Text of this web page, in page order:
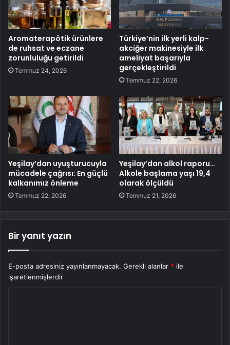
Aromaterapötik ürünlere
de ruhsat ve eczane
zorunluluğu getirildi
Temmuz 24, 2026
Türkiye’nin ilk yerli kalp-
akciğer makinesiyle ilk
ameliyat başarıyla
gerçekleştirildi
Temmuz 22, 2026
Yeşilay’dan uyuşturucuyla
mücadele çağrısı: En güçlü
kalkanımız önleme
Temmuz 22, 2026
Yeşilay’dan alkol raporu…
Alkole başlama yaşı 19,4
olarak ölçüldü
Temmuz 21, 2026
Bir yanıt yazın
E-posta adresiniz yayınlanmayacak. Gerekli alanlar * ile
işaretlenmişlerdir